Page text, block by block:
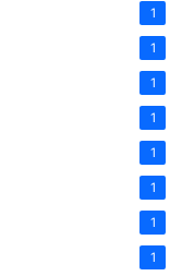
1
1
1
1
1
1
1
1